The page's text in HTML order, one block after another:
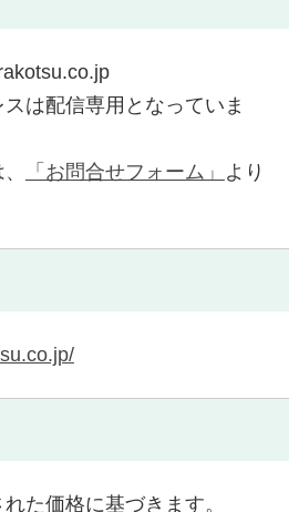
は配信専用となっていま
「お問合せフォーム」 より
た価格に基づきます。